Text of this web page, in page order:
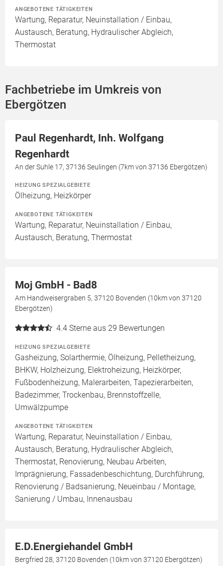
ANGEBOTENE TÄTIGKEITEN
Wartung, Reparatur, Neuinstallation / Einbau,
Austausch, Beratung, Hydraulischer Abgleich,
Thermostat
Fachbetriebe im Umkreis von
Ebergötzen
Paul Regenhardt, Inh. Wolfgang
Regenhardt
An der Suhle 17, 37136 Seulingen (7km von 37136 Ebergötzen)
HEIZUNG SPEZIALGEBIETE
Ölheizung, Heizkörper
ANGEBOTENE TÄTIGKEITEN
Wartung, Reparatur, Neuinstallation / Einbau,
Austausch, Beratung, Thermostat
Moj GmbH - Bad8
Am Handweisergraben 5, 37120 Bovenden (10km von 37120
Ebergötzen)
4.4 Sterne aus 29 Bewertungen
HEIZUNG SPEZIALGEBIETE
Gasheizung, Solarthermie, Ölheizung, Pelletheizung,
BHKW, Holzheizung, Elektroheizung, Heizkörper,
Fußbodenheizung, Malerarbeiten, Tapezierarbeiten,
Badezimmer, Trockenbau, Brennstoffzelle,
Umwälzpumpe
ANGEBOTENE TÄTIGKEITEN
Wartung, Reparatur, Neuinstallation / Einbau,
Austausch, Beratung, Hydraulischer Abgleich,
Thermostat, Renovierung, Neubau Arbeiten,
Imprägnierung, Fassadenbeschichtung, Durchführung,
Renovierung / Badsanierung, Neueinbau / Montage,
Sanierung / Umbau, Innenausbau
E.D.Energiehandel GmbH
Bergfried 28, 37120 Bovenden (10km von 37120 Ebergötzen)